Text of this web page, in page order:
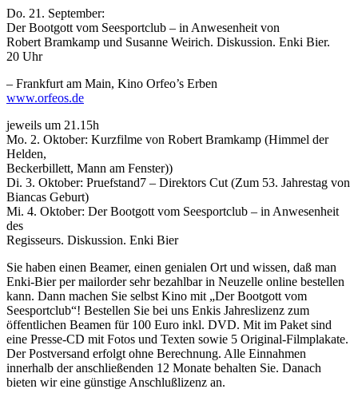
Do. 21. September:
Der Bootgott vom Seesportclub – in Anwesenheit von
Robert Bramkamp und Susanne Weirich. Diskussion. Enki Bier.
20 Uhr
– Frankfurt am Main, Kino Orfeo’s Erben
www.orfeos.de
jeweils um 21.15h
Mo. 2. Oktober: Kurzfilme von Robert Bramkamp (Himmel der
Helden,
Beckerbillett, Mann am Fenster))
Di. 3. Oktober: Pruefstand7 – Direktors Cut (Zum 53. Jahrestag von
Biancas Geburt)
Mi. 4. Oktober: Der Bootgott vom Seesportclub – in Anwesenheit
des
Regisseurs. Diskussion. Enki Bier
Sie haben einen Beamer, einen genialen Ort und wissen, daß man
Enki-Bier per mailorder sehr bezahlbar in Neuzelle online bestellen
kann. Dann machen Sie selbst Kino mit „Der Bootgott vom
Seesportclub“! Bestellen Sie bei uns Enkis Jahreslizenz zum
öffentlichen Beamen für 100 Euro inkl. DVD. Mit im Paket sind
eine Presse-CD mit Fotos und Texten sowie 5 Original-Filmplakate.
Der Postversand erfolgt ohne Berechnung. Alle Einnahmen
innerhalb der anschließenden 12 Monate behalten Sie. Danach
bieten wir eine günstige Anschlußlizenz an.